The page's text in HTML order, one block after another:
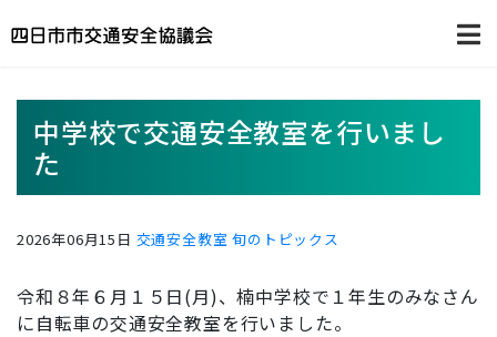
中学校で交通安全教室を行いまし
た
2026年06月15日 交通安全教室 旬のトピックス
令和８年６月１５日(月)、楠中学校で１年生のみなさん
に自転車の交通安全教室を行いました。